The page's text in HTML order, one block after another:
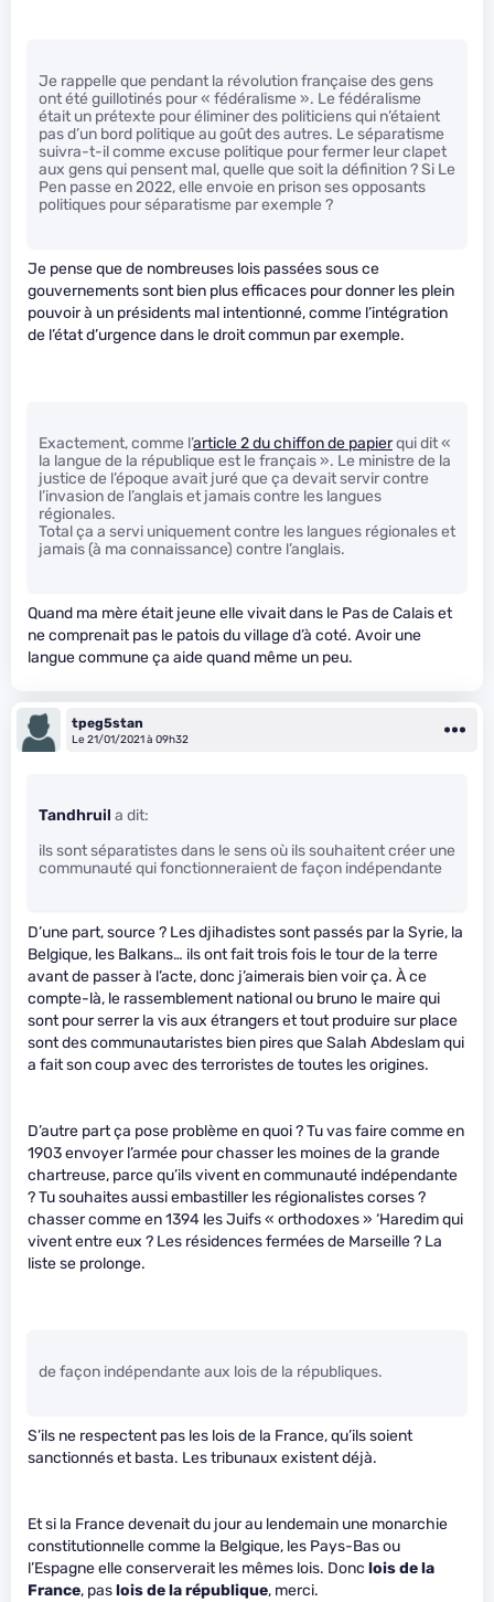
Je rappelle que pendant la révolution française des gens
ont été guillotinés pour « fédéralisme ». Le fédéralisme
était un prétexte pour éliminer des politiciens qui n’étaient
pas d’un bord politique au goût des autres. Le séparatisme
suivra-t-il comme excuse politique pour fermer leur clapet
aux gens qui pensent mal, quelle que soit la définition ? Si Le
Pen passe en 2022, elle envoie en prison ses opposants
politiques pour séparatisme par exemple ?
Je pense que de nombreuses lois passées sous ce
gouvernements sont bien plus efficaces pour donner les plein
pouvoir à un présidents mal intentionné, comme l’intégration
de l’état d’urgence dans le droit commun par exemple.
Exactement, comme l’article 2 du chiffon de papierqui dit «
la langue de la république est le français ». Le ministre de la
justice de l’époque avait juré que ça devait servir contre
l’invasion de l’anglais et jamais contre les langues
régionales.
Total ça a servi uniquement contre les langues régionales et
jamais (à ma connaissance) contre l’anglais.
Quand ma mère était jeune elle vivait dans le Pas de Calais et
ne comprenait pas le patois du village d’à coté. Avoir une
langue commune ça aide quand même un peu.
tpeg5stan
Le 21/01/2021 à 09h32
Tandhruil a dit:
ils sont séparatistes dans le sens où ils souhaitent créer une
communauté qui fonctionneraient de façon indépendante
D’une part, source ? Les djihadistes sont passés par la Syrie, la
Belgique, les Balkans… ils ont fait trois fois le tour de la terre
avant de passer à l’acte, donc j’aimerais bien voir ça. À ce
compte-là, le rassemblement national ou bruno le maire qui
sont pour serrer la vis aux étrangers et tout produire sur place
sont des communautaristes bien pires que Salah Abdeslam qui
a fait son coup avec des terroristes de toutes les origines.
D’autre part ça pose problème en quoi ? Tu vas faire comme en
1903 envoyer l’armée pour chasser les moines de la grande
chartreuse, parce qu’ils vivent en communauté indépendante
? Tu souhaites aussi embastiller les régionalistes corses ?
chasser comme en 1394 les Juifs « orthodoxes » ‘Haredim qui
vivent entre eux ? Les résidences fermées de Marseille ? La
liste se prolonge.
de façon indépendante aux lois de la républiques.
S’ils ne respectent pas les lois de la France, qu’ils soient
sanctionnés et basta. Les tribunaux existent déjà.
Et si la France devenait du jour au lendemain une monarchie
constitutionnelle comme la Belgique, les Pays-Bas ou
l’Espagne elle conserverait les mêmes lois. Donc lois de la
France, paslois de la république, merci.